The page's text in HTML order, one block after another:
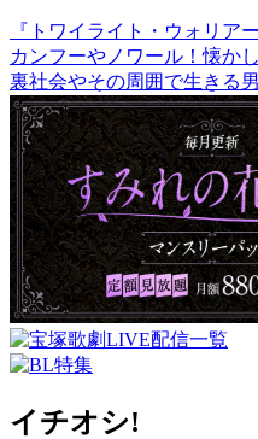
『トワイライト・ウォリ
カンフーやノワール！懐か
裏社会やその周囲で生きる
イチオシ!